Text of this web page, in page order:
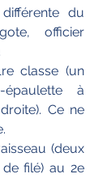
du
officier
classe (un
à
Ce ne
(deux
filé) au 2e